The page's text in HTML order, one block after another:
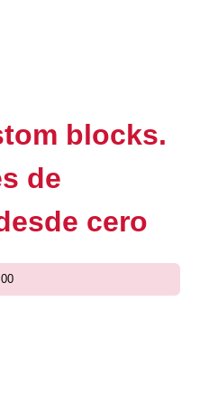
blocks.
de
cero